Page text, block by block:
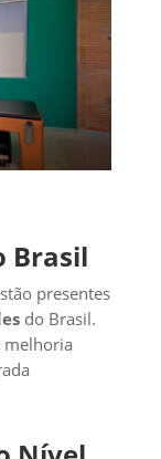
Brasil
presentes
do Brasil.
melhoria